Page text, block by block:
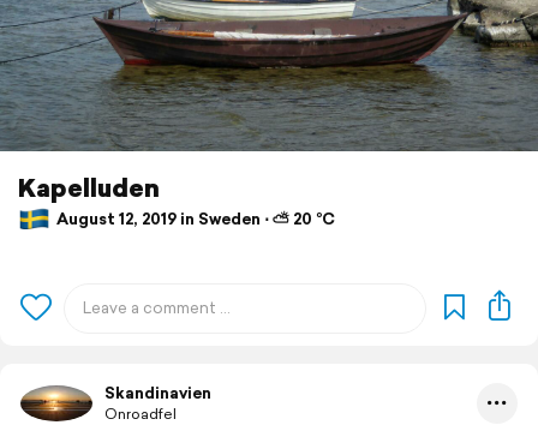
Kapelluden
August 12, 2019 in Sweden ⋅ ⛅ 20 °C
Skandinavien
Onroadfel